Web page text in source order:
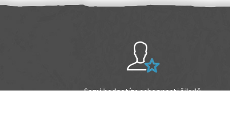
Sami hodnotíte schopnosti šikulů